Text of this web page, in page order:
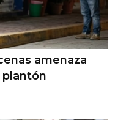
amenaza
plantón